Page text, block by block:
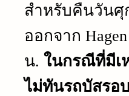
สำหรับคืนวันศุ
ออกจาก
น. ในกรณีที่มีเ
ไม่ทันรถบัสรอ